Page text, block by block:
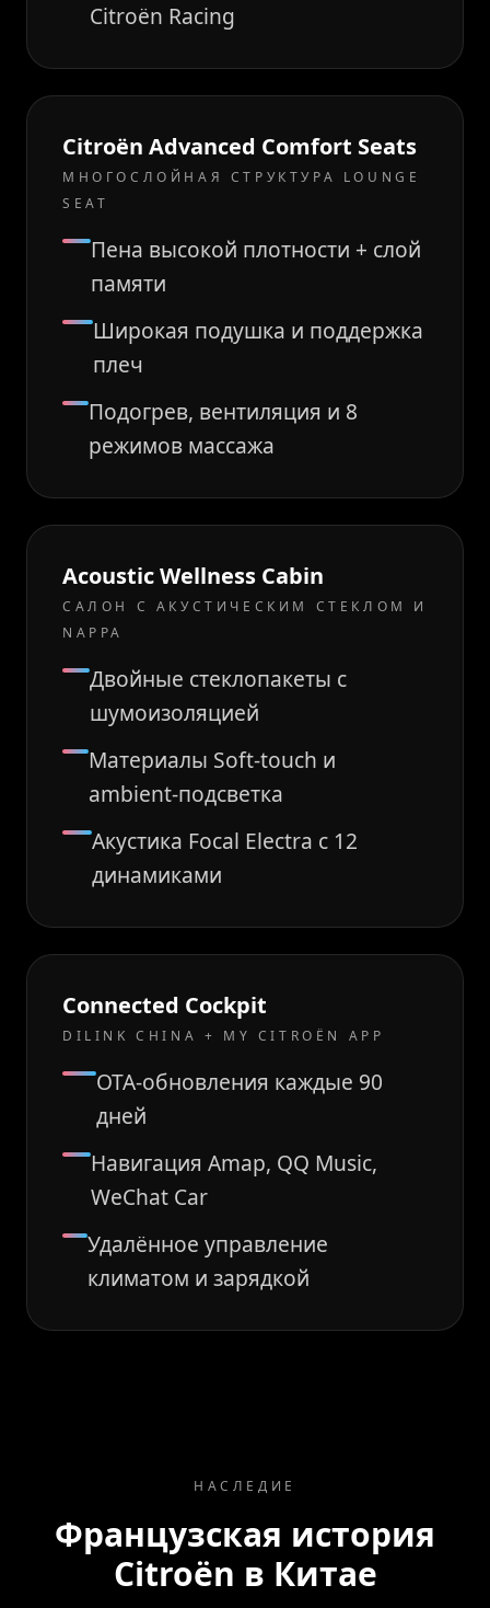
Citroën Racing
Citroën Advanced Comfort Seats
МНОГОСЛОЙНАЯ СТРУКТУРА LOUNGE
SEAT
Пена высокой плотности + слой
памяти
Широкая подушка и поддержка
плеч
Подогрев, вентиляция и 8
режимов массажа
Acoustic Wellness Cabin
САЛОН С АКУСТИЧЕСКИМ СТЕКЛОМ И
NAPPA
Двойные стеклопакеты с
шумоизоляцией
Материалы Soft-touch и
ambient-подсветка
Акустика Focal Electra с 12
динамиками
Connected Cockpit
DILINK CHINA + MY CITROËN APP
OTA-обновления каждые 90
дней
Навигация Amap, QQ Music,
WeChat Car
Удалённое управление
климатом и зарядкой
НАСЛЕДИЕ
Французская история
Citroën в Китае